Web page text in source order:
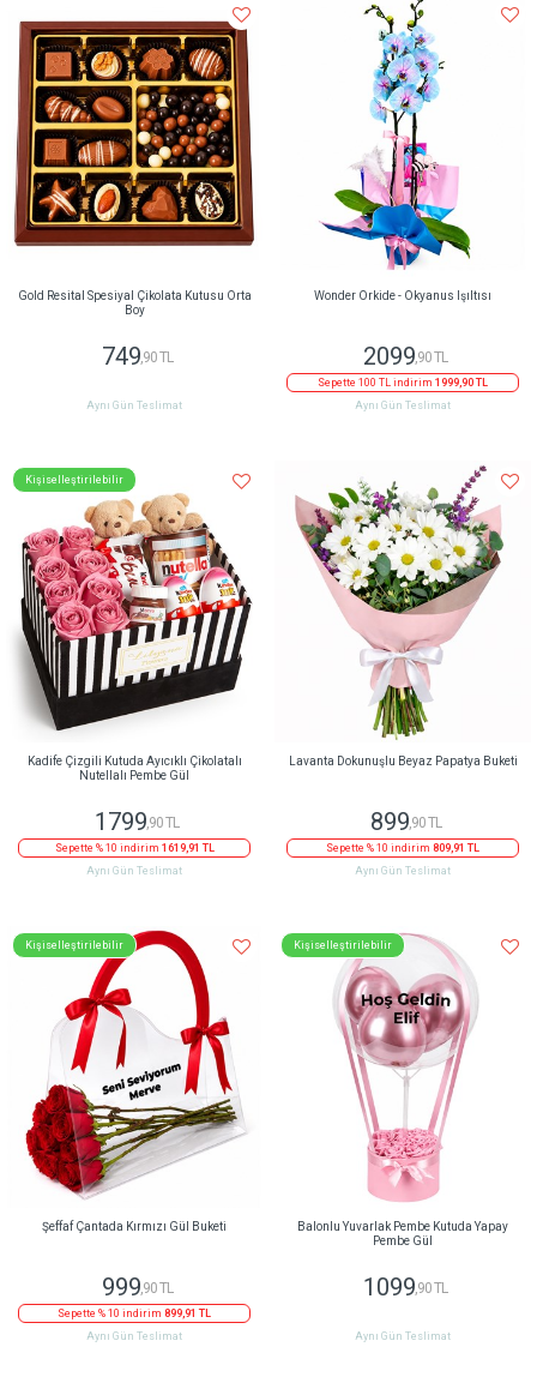
Gold Resital Spesiyal Çikolata Kutusu Orta
Boy
749,90 TL
Aynı Gün Teslimat
Wonder Orkide - Okyanus Işıltısı
2099 ,90 TL
Sepette 100 TL indirim 1999,90 TL
Aynı Gün Teslimat
Kişiselleştirilebilir
Kadife Çizgili Kutuda Ayıcıklı Çikolatalı
Nutellalı Pembe Gül
1799,90 TL
Sepette % 10 indirim 1619,91 TL
Aynı Gün Teslimat
Lavanta Dokunuşlu Beyaz Papatya Buketi
899,90 TL
Sepette % 10 indirim 809,91 TL
Aynı Gün Teslimat
Kişiselleştirilebilir
Şeffaf Çantada Kırmızı Gül Buketi
999,90 TL
Sepette % 10 indirim 899,91 TL
Aynı Gün Teslimat
Kişiselleştirilebilir
Balonlu Yuvarlak Pembe Kutuda Yapay
Pembe Gül
1099,90 TL
Aynı Gün Teslimat